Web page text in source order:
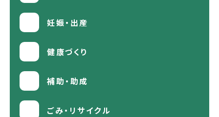
妊娠・出産
健康づくり
補助・助成
ごみ・リサイクル